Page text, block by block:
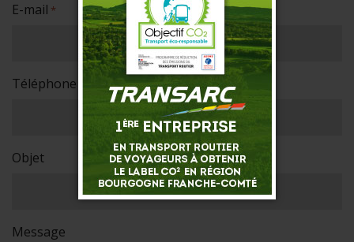
E-mail *
Téléphone
Objet
Message